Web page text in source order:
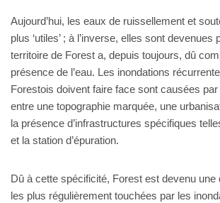
Aujourd’hui, les eaux de ruissellement et
plus ‘utiles’ ; à l’inverse, elles sont
territoire de Forest a, depuis toujours, dû
présence de l’eau. Les inondations
Forestois doivent faire face sont causées
entre une topographie marquée, une
la présence d’infrastructures spécifiques
et la station d’épuration.
Dû à cette spécificité, Forest est devenu
les plus régulièrement touchées par les